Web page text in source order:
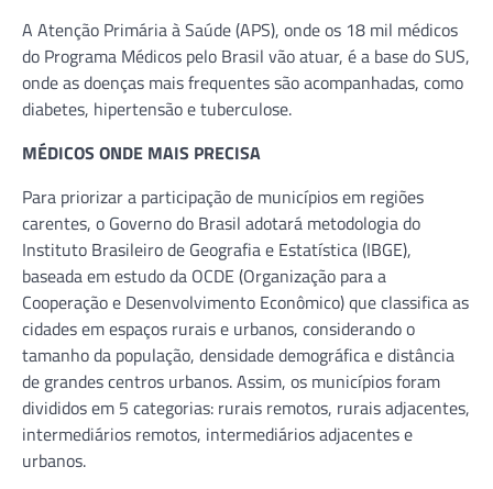
A Atenção Primária à Saúde (APS), onde os 18 mil médicos
do Programa Médicos pelo Brasil vão atuar, é a base do SUS,
onde as doenças mais frequentes são acompanhadas, como
diabetes, hipertensão e tuberculose.
MÉDICOS ONDE MAIS PRECISA
Para priorizar a participação de municípios em regiões
carentes, o Governo do Brasil adotará metodologia do
Instituto Brasileiro de Geografia e Estatística (IBGE),
baseada em estudo da OCDE (Organização para a
Cooperação e Desenvolvimento Econômico) que classifica as
cidades em espaços rurais e urbanos, considerando o
tamanho da população, densidade demográfica e distância
de grandes centros urbanos. Assim, os municípios foram
divididos em 5 categorias: rurais remotos, rurais adjacentes,
intermediários remotos, intermediários adjacentes e
urbanos.